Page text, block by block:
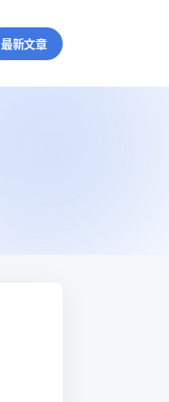
最新文章